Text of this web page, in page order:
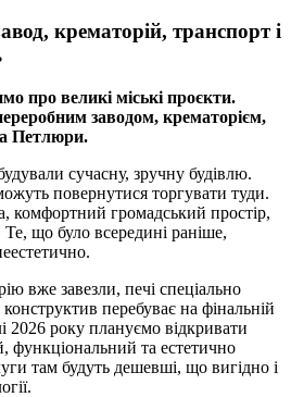
крематорій, транспорт і
про великі міські проєкти.
заводом, крематорієм,
Петлюри.
сучасну, зручну будівлю.
повернутися торгувати туди.
комфортний громадський простір,
що було всередині раніше,
вже завезли, печі спеціально
перебуває на фінальній
2026 року плануємо відкривати
функціональний та естетично
там будуть дешевші, що вигідно і